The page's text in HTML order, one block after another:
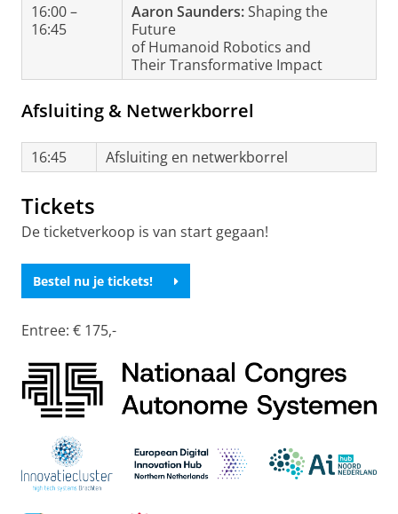
16:00 –
16:45
Aaron Saunders:Shaping the
Future
of Humanoid Robotics and
Their Transformative Impact
Afsluiting & Netwerkborrel
16:45 Afsluiting en netwerkborrel
Tickets
De ticketverkoop is van start gegaan!
Bestel nu je tickets!
Entree: € 175,-